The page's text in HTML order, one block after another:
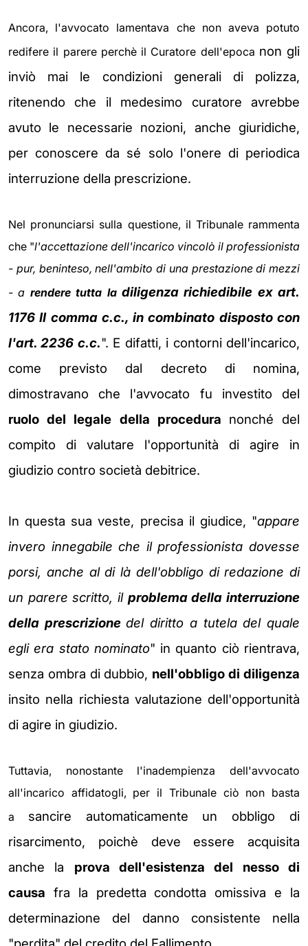
Ancora, l'avvocato lamentava che non aveva potuto
redifere il parere perchè il Curatore dell'epoca non gli
inviò mai le condizioni generali di polizza,
ritenendo che il medesimo curatore avrebbe
avuto le necessarie nozioni, anche giuridiche,
per conoscere da sé solo l'onere di periodica
interruzione della prescrizione.
Nel pronunciarsi sulla questione, il Tribunale rammenta
che "l'accettazione dell'incarico vincolò il professionista
- pur, beninteso, nell'ambito di una prestazione di mezzi
- a rendere tutta la diligenza richiedibile ex art.
1176 II comma c.c., in combinato disposto con
l'art. 2236 c.c.". E difatti, i contorni dell'incarico,
come previsto dal decreto di nomina,
dimostravano che l'avvocato fu investito del
ruolo del legale della procedura nonché del
compito di valutare l'opportunità di agire in
giudizio contro società debitrice.
In questa sua veste, precisa il giudice, "appare
invero innegabile che il professionista dovesse
porsi, anche al di là dell'obbligo di redazione di
un parere scritto, il problema della interruzione
della prescrizionedel diritto a tutela del quale
egli era stato nominato" in quanto ciò rientrava,
senza ombra di dubbio, nell'obbligo di diligenza
insito nella richiesta valutazione dell'opportunità
di agire in giudizio.
Tuttavia, nonostante l'inadempienza dell'avvocato
all'incarico affidatogli, per il Tribunale ciò non basta
a sancire automaticamente un obbligo di
risarcimento, poichè deve essere acquisita
anche la prova dell'esistenza del nessodi
causa fra la predetta condotta omissiva e la
determinazione del danno consistente nella